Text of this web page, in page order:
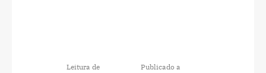
Leitura de
Publicado a